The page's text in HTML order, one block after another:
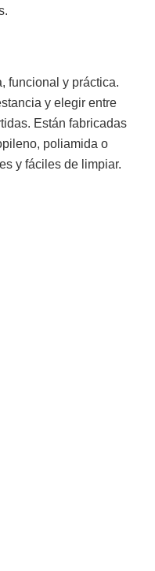
funcional y práctica.
y elegir entre
Están fabricadas
poliamida o
y fáciles de limpiar.